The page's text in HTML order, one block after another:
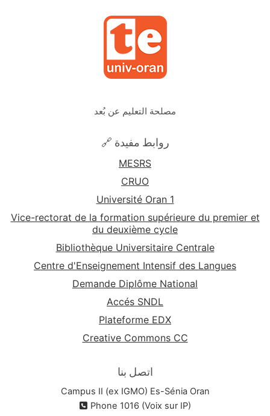
مصلحة التعليم عن بُعد
🔗 روابط مفيدة
MESRS
CRUO
Université Oran 1
Vice-rectorat de la formation supérieure du premier et
du deuxième cycle
Bibliothèque Universitaire Centrale
Centre d'Enseignement Intensif des Langues
Demande Diplôme National
Accés SNDL
Plateforme EDX
Creative Commons CC
اتصل بنا
Campus II (ex IGMO) Es-Sénia Oran
Phone 1016 (Voix sur IP)